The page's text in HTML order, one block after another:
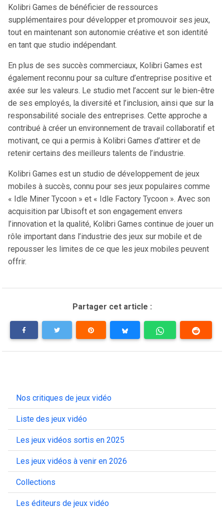
Kolibri Games de bénéficier de ressources
supplémentaires pour développer et promouvoir ses jeux,
tout en maintenant son autonomie créative et son identité
en tant que studio indépendant.
En plus de ses succès commerciaux, Kolibri Games est
également reconnu pour sa culture d’entreprise positive et
axée sur les valeurs. Le studio met l’accent sur le bien-être
de ses employés, la diversité et l’inclusion, ainsi que sur la
responsabilité sociale des entreprises. Cette approche a
contribué à créer un environnement de travail collaboratif et
motivant, ce qui a permis à Kolibri Games d’attirer et de
retenir certains des meilleurs talents de l’industrie.
Kolibri Games est un studio de développement de jeux
mobiles à succès, connu pour ses jeux populaires comme
« Idle Miner Tycoon » et « Idle Factory Tycoon ». Avec son
acquisition par Ubisoft et son engagement envers
l’innovation et la qualité, Kolibri Games continue de jouer un
rôle important dans l’industrie des jeux sur mobile et de
repousser les limites de ce que les jeux mobiles peuvent
offrir.
Partager cet article :
Nos critiques de jeux vidéo
Liste des jeux vidéo
Les jeux vidéos sortis en 2025
Les jeux vidéos à venir en 2026
Collections
Les éditeurs de jeux vidéo